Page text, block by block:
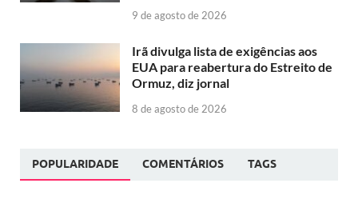
9 de agosto de 2026
Irã divulga lista de exigências aos
EUA para reabertura do Estreito de
Ormuz, diz jornal
8 de agosto de 2026
POPULARIDADE COMENTÁRIOS TAGS